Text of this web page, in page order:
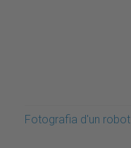
Fotografia d'un robot